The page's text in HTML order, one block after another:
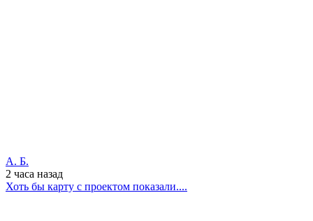
А. Б.
2 часа назад
Хоть бы карту с проектом показали....